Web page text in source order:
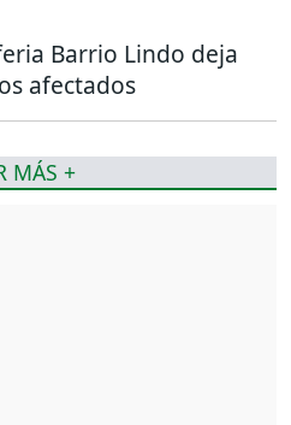
Barrio Lindo deja
afectados
MÁS +